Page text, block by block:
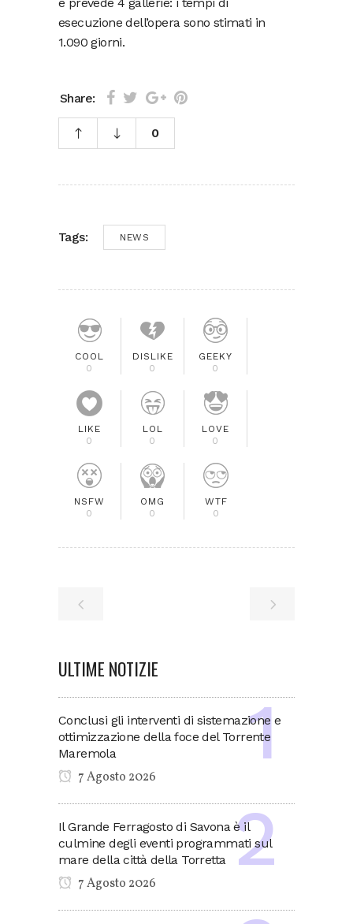
esecuzione dell’opera sono stimati in
1.090 giorni.
Share:
0
Tags: NEWS
COOL
0
DISLIKE
0
GEEKY
0
LIKE
0
LOL
0
LOVE
0
NSFW
0
OMG
0
WTF
0
ULTIME NOTIZIE
Conclusi gli interventi di sistemazione e
ottimizzazione della foce del Torrente
Maremola
7 Agosto 2026
Il Grande Ferragosto di Savona è il
culmine degli eventi programmati sul
mare della città della Torretta
7 Agosto 2026